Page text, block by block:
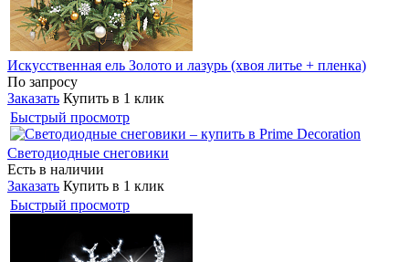
Искусственная ель Золото и лазурь (хвоя литье + пленка)
По запросу
Заказать Купить в 1 клик
Быстрый просмотр
Светодиодные снеговики
Есть в наличии
Заказать Купить в 1 клик
Быстрый просмотр